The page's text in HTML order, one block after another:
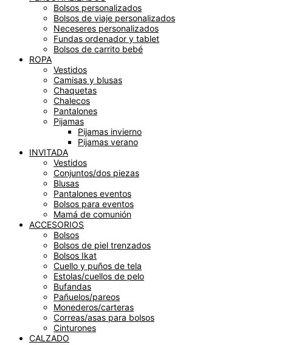
Bolsos personalizados
Bolsos de viaje personalizados
Neceseres personalizados
Fundas ordenador y tablet
Bolsos de carrito bebé
ROPA
Vestidos
Camisas y blusas
Chaquetas
Chalecos
Pantalones
Pijamas
Pijamas invierno
Pijamas verano
INVITADA
Vestidos
Conjuntos/dos piezas
Blusas
Pantalones eventos
Bolsos para eventos
Mamá de comunión
ACCESORIOS
Bolsos
Bolsos de piel trenzados
Bolsos Ikat
Cuello y puños de tela
Estolas/cuellos de pelo
Bufandas
Pañuelos/pareos
Monederos/carteras
Correas/asas para bolsos
Cinturones
CALZADO